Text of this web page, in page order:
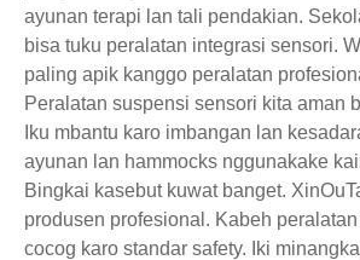
ayunan terapi lan tali pendakian.
bisa tuku peralatan integrasi sensori.
paling apik kanggo peralatan
Peralatan suspensi sensori kita aman
Iku mbantu karo imbangan lan
ayunan lan hammocks nggunakake
Bingkai kasebut kuwat banget.
produsen profesional. Kabeh
cocog karo standar safety. Iki